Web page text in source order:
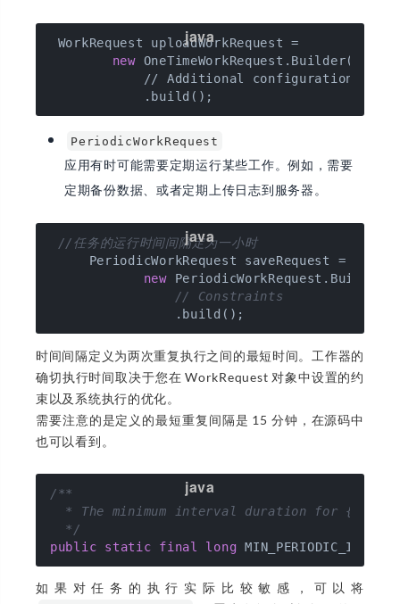
WorkRequest uploadWorkRequest =
new
            // Additional configuration
PeriodicWorkRequest
应用有时可能需要定期运行某些工作。例如，需要
定期备份数据、或者定期上传日志到服务器。
//任务的运行时间间隔定为一小时
     PeriodicWorkRequest saveRequest =
new
// Constraints
时间间隔定义为两次重复执行之间的最短时间。工作器的
确切执行时间取决于您在 WorkRequest 对象中设置的约
束以及系统执行的优化。
需要注意的是定义的最短重复间隔是 15 分钟，在源码中
也可以看到。
/**
  * The minimum interval duration for {
  */
public
static final long
如果对任务的执行实际比较敏感，可以将